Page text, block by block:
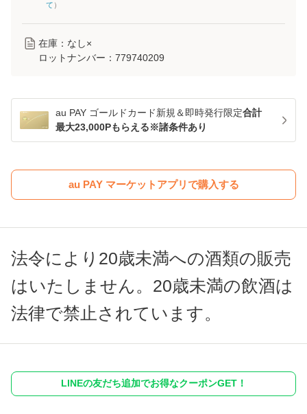
て ）
在庫：なし×
ロットナンバー： 779740209
au PAY ゴールドカード新規＆即時発行限定合計
最大23,000Pもらえる※諸条件あり
au PAY マーケットアプリで購入する
法令により20歳未満への酒類の販売
はいたしません。20歳未満の飲酒は
法律で禁止されています。
LINEの友だち追加でお得なクーポンGET！